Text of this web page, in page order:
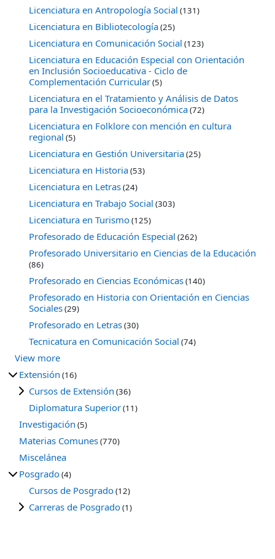
Licenciatura en Antropología Social (131)
Licenciatura en Bibliotecología(25)
Licenciatura en Comunicación Social (123)
Licenciatura en Educación Especial con Orientación
en Inclusión Socioeducativa - Ciclo de
Complementación Curricular(5)
Licenciatura en el Tratamiento y Análisis de Datos
para la Investigación Socioeconómica(72)
Licenciatura en Folklore con mención en cultura
regional (5)
Licenciatura en Gestión Universitaria(25)
Licenciatura en Historia(53)
Licenciatura en Letras(24)
Licenciatura en Trabajo Social (303)
Licenciatura en Turismo(125)
Profesorado de Educación Especial (262)
Profesorado Universitario en Ciencias de la Educación
(86)
Profesorado en Ciencias Económicas(140)
Profesorado en Historia con Orientación en Ciencias
Sociales(29)
Profesorado en Letras(30)
Tecnicatura en Comunicación Social (74)
View more
Extensión (16)
Cursos de Extensión (36)
Diplomatura Superior(11)
Investigación (5)
Materias Comunes(770)
Miscelánea
Posgrado(4)
Cursos de Posgrado(12)
Carreras de Posgrado(1)